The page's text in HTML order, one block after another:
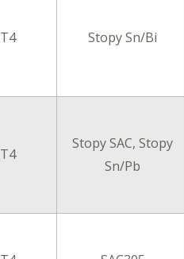
T4 Stopy Sn/Bi
T4
Stopy SAC, Stopy
Sn/Pb